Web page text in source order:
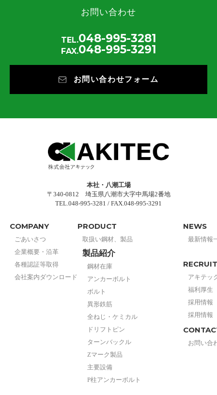
お問い合わせ
TEL.048-995-3281
FAX.048-995-3291
お問い合わせフォーム
本社・八潮工場
〒340-0812 埼玉県八潮市大字中馬場2番地
TEL.048-995-3281 / FAX.048-995-3291
COMPANY
ごあいさつ
企業概要・沿革
各種認証等取得
会社案内ダウンロード
PRODUCT
取扱い鋼材、製品
製品紹介
鋼材在庫
アンカーボルト
ボルト
異形鉄筋
全ねじ・ケミカル
ドリフトピン
ターンバックル
Zマーク製品
主要設備
P柱アンカーボルト
NEWS
最新情報
RECRUIT
アキテッ
福利厚生
採用情報
採用情報
お問い合